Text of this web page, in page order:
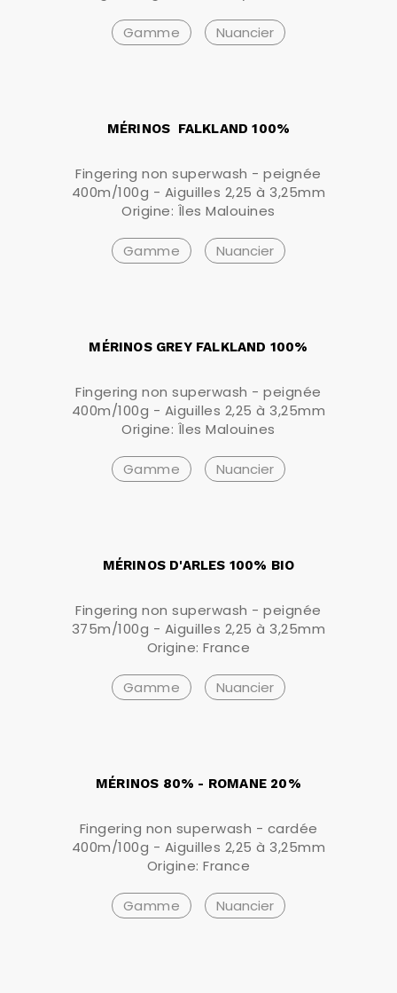
Gamme Nuancier
MÉRINOS FALKLAND 100%
Fingering non superwash - peignée
400m/100g - Aiguilles 2,25 à 3,25mm
Origine: Îles Malouines
Gamme Nuancier
MÉRINOS GREY FALKLAND 100%
Fingering non superwash - peignée
400m/100g - Aiguilles 2,25 à 3,25mm
Origine: Îles Malouines
Gamme Nuancier
MÉRINOS D'ARLES 100% BIO
Fingering non superwash - peignée
375m/100g - Aiguilles 2,25 à 3,25mm
Origine: France
Gamme Nuancier
MÉRINOS 80% - ROMANE 20%
Fingering non superwash - cardée
400m/100g - Aiguilles 2,25 à 3,25mm
Origine: France
Gamme Nuancier